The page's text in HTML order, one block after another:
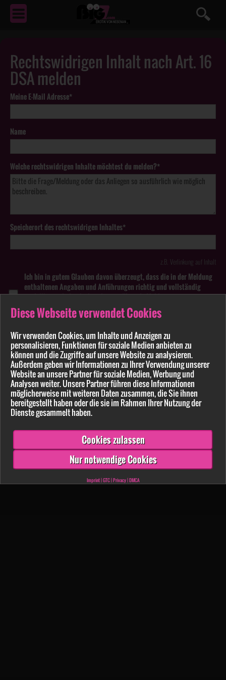
Diese Webseite verwendet Cookies
Wir verwenden Cookies, um Inhalte und Anzeigen zu
personalisieren, Funktionen für soziale Medien anbieten zu
können und die Zugriffe auf unsere Website zu analysieren.
Außerdem geben wir Informationen zu Ihrer Verwendung unserer
Website an unsere Partner für soziale Medien, Werbung und
Analysen weiter. Unsere Partner führen diese Informationen
möglicherweise mit weiteren Daten zusammen, die Sie ihnen
bereitgestellt haben oder die sie im Rahmen Ihrer Nutzung der
Dienste gesammelt haben.
Cookies zulassen
Nur notwendige Cookies
Imprint|GTC|Privacy|DMCA
EROTIKVON NEBENAN ...
Rechtswidrigen Inhalt nach Art. 16
DSA melden
Meine E-Mail Adresse*
Name
Welche rechtswidrigen Inhalte möchtest du melden?*
Speicherort des rechtswidrigen Inhaltes*
z.B. Verlinkung auf Inhalt
Ich bin in gutem Glauben davon überzeugt, dass die in der Meldung
enthaltenen Angaben und Anführungen richtig und vollständig
sind. Wissentlich falsche oder irreführende Meldungen zu
rechtswidrigen Inhalten können strafbar sein.
Pflichtfelder sind mit * markiert
Bitte beachten Sie unsereDatenschutzerklärung.